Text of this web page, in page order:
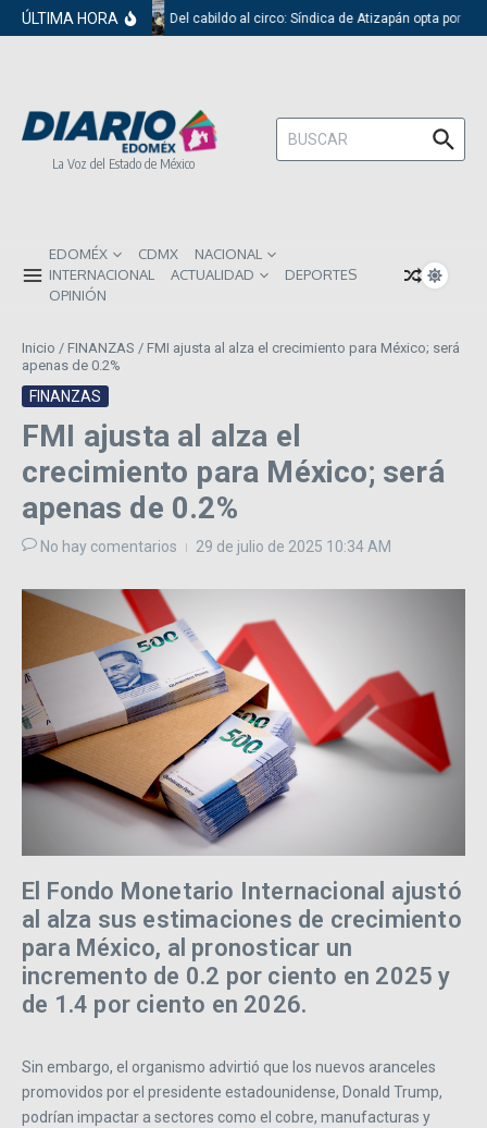
Saltar al contenido
ÚLTIMA HORA Del cabildo al circo: Síndica de Atizapán opta por el
La Voz del Estado de México
Buscar:
EDOMÉX CDMX
NACIONAL
INTERNACIONAL
ACTUALIDAD
DEPORTES
OPINIÓN
Inicio / FINANZAS / FMI ajusta al alza el crecimiento para México; será
apenas de 0.2%
FINANZAS
FMI ajusta al alza el
crecimiento para México; será
apenas de 0.2%
No hay comentarios 29 de julio de 2025 10:34 AM
El Fondo Monetario Internacional ajustó
al alza sus estimaciones de crecimiento
para México, al pronosticar un
incremento de 0.2 por ciento en 2025 y
de 1.4 por ciento en 2026.
Sin embargo, el organismo advirtió que los nuevos aranceles
promovidos por el presidente estadounidense, Donald Trump,
podrían impactar a sectores como el cobre, manufacturas y